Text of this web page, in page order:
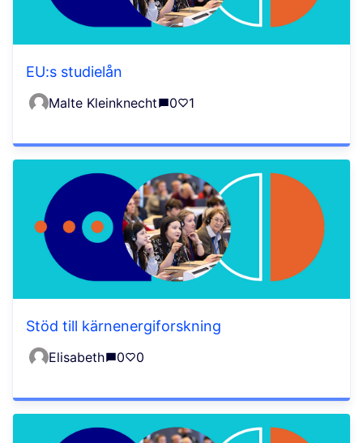
EU:s studielån
Malte Kleinknecht 0 1
Stöd till kärnenergiforskning
Elisabeth 0 0